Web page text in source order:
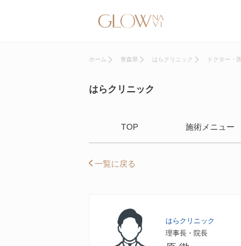
ホーム 青森県 はらクリニック ドクター・
はらクリニック
TOP 施術メニュー
一覧に戻る
はらクリニック
理事長・院長